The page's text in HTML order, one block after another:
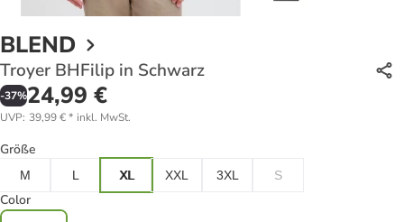
BLEND
Troyer BHFilip in Schwarz
-37%24,99 €
UVP: 39,99 €* inkl. MwSt.
Größe
M L XL XXL 3XL S
Color